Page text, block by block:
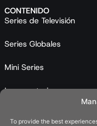
To provide the best
CONTENIDO
Series de Televisión
Series Globales
Mini Series
Largometrajes